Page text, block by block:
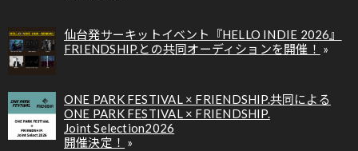
仙台発サーキットイベント『HELLO INDIE 2026』
FRIENDSHIP.との共同オーディションを開催！
ONE PARK FESTIVAL × FRIENDSHIP.共同による
ONE PARK FESTIVAL × FRIENDSHIP.
Joint Selection2026
開催決定！